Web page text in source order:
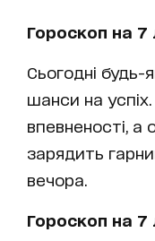
Гороскоп на 7
Сьогодні будь-
шанси на
впевненості,
зарядить
вечора.
Гороскоп на 7